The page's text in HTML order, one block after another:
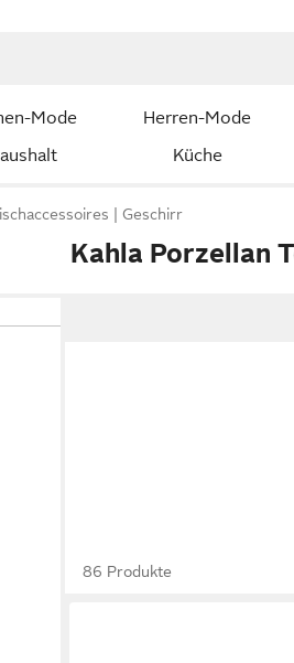
Mode Herren-Mode
Küche
Geschirr
Kahla Porzellan
86 Produkte